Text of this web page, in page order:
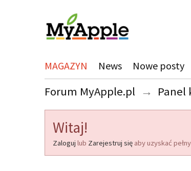
MAGAZYN News Nowe posty
Forum MyApple.pl → Panel
Witaj!
Zaloguj lub Zarejestruj się aby uzyskać